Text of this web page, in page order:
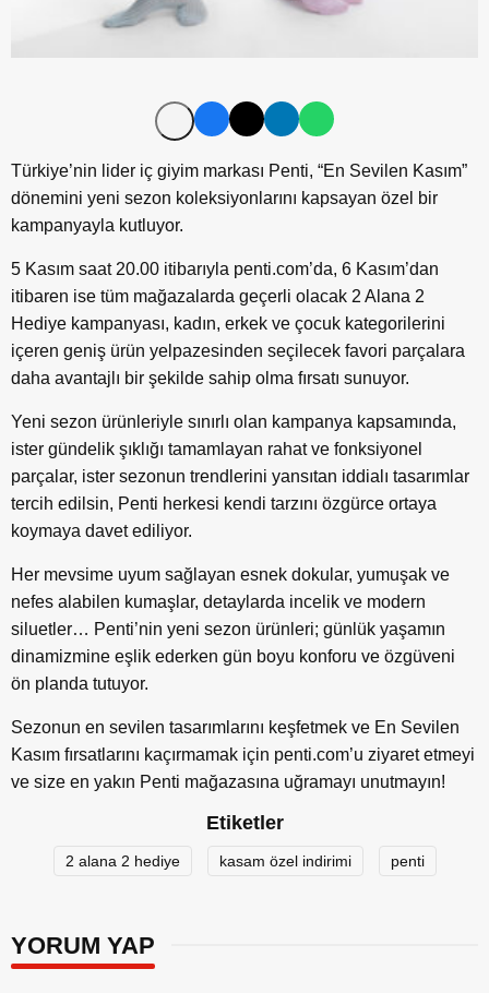
Türkiye’nin lider iç giyim markası Penti, “En Sevilen Kasım”
dönemini yeni sezon koleksiyonlarını kapsayan özel bir
kampanyayla kutluyor.
5 Kasım saat 20.00 itibarıyla penti.com’da, 6 Kasım’dan
itibaren ise tüm mağazalarda geçerli olacak 2 Alana 2
Hediye kampanyası, kadın, erkek ve çocuk kategorilerini
içeren geniş ürün yelpazesinden seçilecek favori parçalara
daha avantajlı bir şekilde sahip olma fırsatı sunuyor.
Yeni sezon ürünleriyle sınırlı olan kampanya kapsamında,
ister gündelik şıklığı tamamlayan rahat ve fonksiyonel
parçalar, ister sezonun trendlerini yansıtan iddialı tasarımlar
tercih edilsin, Penti herkesi kendi tarzını özgürce ortaya
koymaya davet ediliyor.
Her mevsime uyum sağlayan esnek dokular, yumuşak ve
nefes alabilen kumaşlar, detaylarda incelik ve modern
siluetler… Penti’nin yeni sezon ürünleri; günlük yaşamın
dinamizmine eşlik ederken gün boyu konforu ve özgüveni
ön planda tutuyor.
Sezonun en sevilen tasarımlarını keşfetmek ve En Sevilen
Kasım fırsatlarını kaçırmamak için penti.com’u ziyaret etmeyi
ve size en yakın Penti mağazasına uğramayı unutmayın!
Etiketler
2 alana 2 hediye kasam özel indirimi penti
YORUM YAP